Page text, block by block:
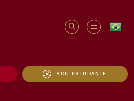
SOU ESTUDANTE